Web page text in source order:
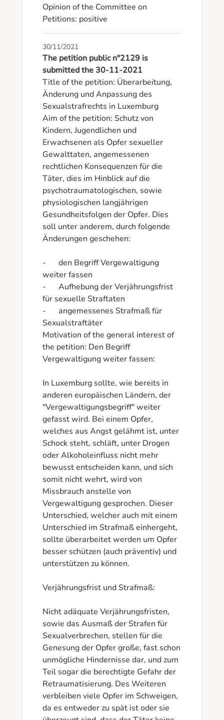
Opinion of the Committee on
Petitions: positive
30/11/2021
The petition public n°2129 is
submitted the 30-11-2021
Title of the petition: Überarbeitung,
Änderung und Anpassung des
Sexualstrafrechts in Luxemburg
Aim of the petition: Schutz von
Kindern, Jugendlichen und
Erwachsenen als Opfer sexueller
Gewalttaten, angemessenen
rechtlichen Konsequenzen für die
Täter, dies im Hinblick auf die
psychotraumatologischen, sowie
physiologischen langjährigen
Gesundheitsfolgen der Opfer. Dies
soll unter anderem, durch folgende
Änderungen geschehen:
-	den Begriff Vergewaltigung
weiter fassen
-	Aufhebung der Verjährungsfrist
für sexuelle Straftaten
-	angemessenes Strafmaß für
Sexualstraftäter
Motivation of the general interest of
the petition: Den Begriff
Vergewaltigung weiter fassen:
In Luxemburg sollte, wie bereits in
anderen europäischen Ländern, der
"Vergewaltigungsbegriff" weiter
gefasst wird. Bei einem Opfer,
welches aus Angst gelähmt ist, unter
Schock steht, schläft, unter Drogen
oder Alkoholeinfluss nicht mehr
bewusst entscheiden kann, und sich
somit nicht wehrt, wird von
Missbrauch anstelle von
Vergewaltigung gesprochen. Dieser
Unterschied, welcher auch mit einem
Unterschied im Strafmaß einhergeht,
sollte überarbeitet werden um Opfer
besser schützen (auch präventiv) und
unterstützen zu können.
Verjährungsfrist und Strafmaß:
Nicht adäquate Verjährungsfristen,
sowie das Ausmaß der Strafen für
Sexualverbrechen, stellen für die
Genesung der Opfer große, fast schon
unmögliche Hindernisse dar, und zum
Teil sogar die berechtigte Gefahr der
Retraumatisierung. Des Weiteren
verbleiben viele Opfer im Schweigen,
da es entweder zu spät ist oder sie